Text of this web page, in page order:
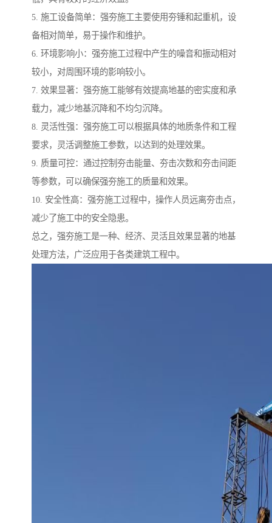
5. 施工设备简单：强夯施工主要使用夯锤和起重机，设
备相对简单，易于操作和维护。
6. 环境影响小：强夯施工过程中产生的噪音和振动相对
较小，对周围环境的影响较小。
7. 效果显著：强夯施工能够有效提高地基的密实度和承
载力，减少地基沉降和不均匀沉降。
8. 灵活性强：强夯施工可以根据具体的地质条件和工程
要求，灵活调整施工参数，以达到的处理效果。
9. 质量可控：通过控制夯击能量、夯击次数和夯击间距
等参数，可以确保强夯施工的质量和效果。
10. 安全性高：强夯施工过程中，操作人员远离夯击点，
减少了施工中的安全隐患。
总之，强夯施工是一种、经济、灵活且效果显著的地基
处理方法，广泛应用于各类建筑工程中。